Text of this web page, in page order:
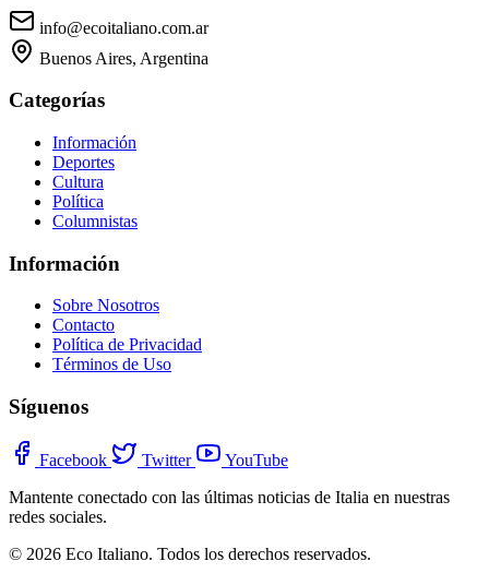
info@ecoitaliano.com.ar
Buenos Aires, Argentina
Categorías
Información
Deportes
Cultura
Política
Columnistas
Información
Sobre Nosotros
Contacto
Política de Privacidad
Términos de Uso
Síguenos
Facebook Twitter
YouTube
Mantente conectado con las últimas noticias de Italia en nuestras
redes sociales.
© 2026 Eco Italiano. Todos los derechos reservados.